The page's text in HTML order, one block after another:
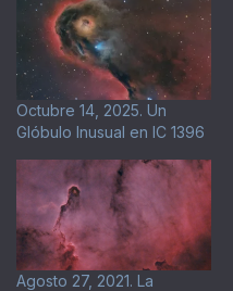
Octubre 14, 2025. Un
Glóbulo Inusual en IC 1396
Agosto 27, 2021. La